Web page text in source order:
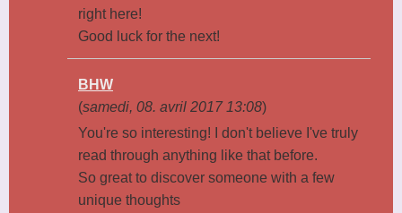
right here!
Good luck for the next!
BHW
(samedi, 08. avril 2017 13:08)
You're so interesting! I don't believe I've truly
read through anything like that before.
So great to discover someone with a few
unique thoughts